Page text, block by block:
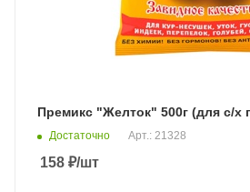
Премикс "Желток" 500г (для с/х
Достаточно Арт.: 21328
158 ₽/шт